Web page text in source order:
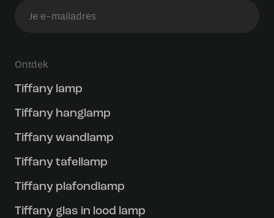
Ontdek
Tiffany lamp
Tiffany hanglamp
Tiffany wandlamp
Tiffany tafellamp
Tiffany plafondlamp
Tiffany glas in lood lamp